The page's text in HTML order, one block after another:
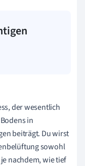
der wesentlich
in
beiträgt. Du wirst
sowohl
nachdem, wie tief